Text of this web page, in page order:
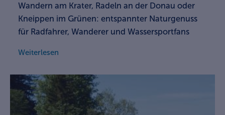
Wandern am Krater, Radeln an der Donau oder
Kneippen im Grünen: entspannter Naturgenuss
für Radfahrer, Wanderer und Wassersportfans
Weiterlesen